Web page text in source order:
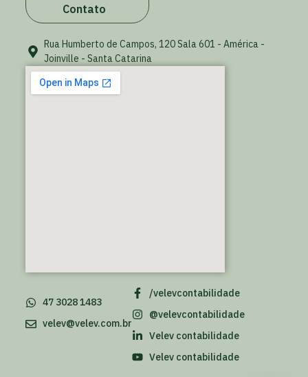
Contato
Rua Humberto de Campos, 120 Sala 601 - América -
Joinville - Santa Catarina
/velevcontabilidade
@velevcontabilidade
Velev contabilidade
Velev contabilidade
47 3028 1483
velev@velev.com.br